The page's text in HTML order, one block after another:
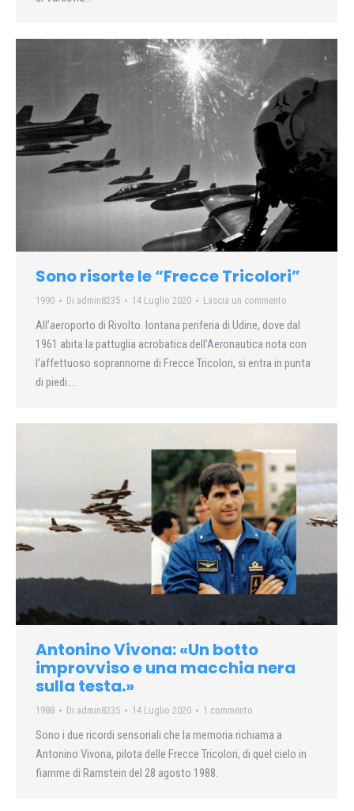
Sono risorte le “Frecce Tricolori”
1990 Di admin8235 14 Luglio 2020 Lascia un commento
All’aeroporto di Rivolto. lontana periferia di Udine, dove dal
1961 abita la pattuglia acrobatica dell’Aeronautica nota con
l’affettuoso soprannome di Frecce Tricolori, si entra in punta
di piedi….
Antonino Vivona: «Un botto
improvviso e una macchia nera
sulla testa.»
1988 Di admin8235 14 Luglio 2020 1 commento
Sono i due ricordi sensoriali che la memoria richiama a
Antonino Vivona, pilota delle Frecce Tricolori, di quel cielo in
fiamme di Ramstein del 28 agosto 1988.